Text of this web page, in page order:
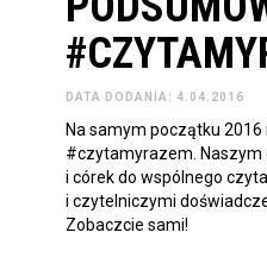
DATA DODANIA: 4.04.2016
Na samym początku
#czytamyrazem. Naszym
i córek do wspólnego
i czytelniczymi
Zobaczcie sami!